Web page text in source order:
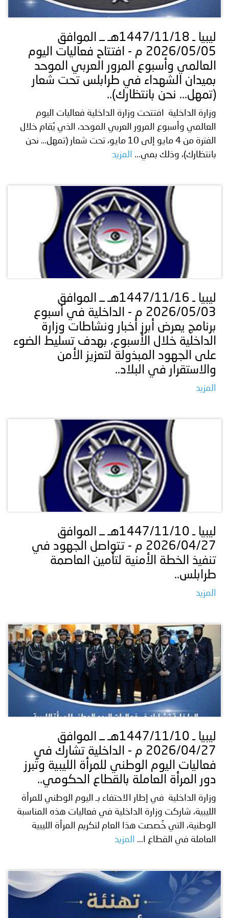
إنجازات
توعوية
الخدمات
الإلكترونية
صور
وفيديو
مجلة
أصداء
الأمانة
إعلانات
من
اتصل
بنا
ليبيا ـ 1447/11/18هـ ــ الموافق
2026/05/05 م - افتتاح فعاليات اليوم
العالمي وأسبوع المرور العربي الموحد
بميدان الشهداء في طرابلس تحت شعار
(تمهل... نحن بانتظارك)..
وزارة الداخلية افتتحت وزارة الداخلية فعاليات اليوم
العالمي وأسبوع المرور العربي الموحد، الذي يُقام خلال
الفترة من 4 مايو إلى 10 مايو، تحت شعار (تمهل… نحن
بانتظارك)، وذلك بمي...
المزيد
ليبيا ـ 1447/11/16هـ ــ الموافق
2026/05/03 م - الداخلية في أسبوع
برنامج يعرض أبرز أخبار ونشاطات وزارة
الداخلية خلال الأسبوع، بهدف تسليط الضوء
على الجهود المبذولة لتعزيز الأمن
والاستقرار في البلاد..
المزيد
ليبيا ـ 1447/11/10هـ ــ الموافق
2026/04/27 م - تتواصل الجهود في
تنفيذ الخطة الأمنية لتأمين العاصمة
طرابلس..
المزيد
ليبيا ـ 1447/11/10هـ ــ الموافق
2026/04/27 م - الداخلية تشارك في
فعاليات اليوم الوطني للمرأة الليبية وتُبرز
دور المرأة العاملة بالقطاع الحكومي..
وزارة الداخلية في إطار الاحتفاء بـ اليوم الوطني للمرأة
الليبية، شاركت وزارة الداخلية في فعاليات هذه المناسبة
الوطنية، التي خُصصت هذا العام لتكريم المرأة الليبية
العاملة في القطاع ا...
المزيد